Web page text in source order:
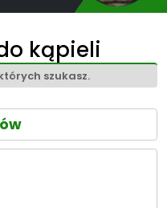
kąpieli
szukasz.